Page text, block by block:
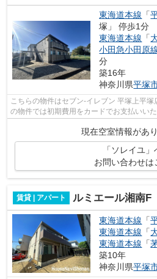
東海道本線 「
塚」 停歩1分
東海道本線 「
小田急小田原
分
築16年
神奈川県平塚
こちらの物件はセブン-イレブン 平塚上平
の物件では初期費用をカードでお支払いい
現在空室情報があり
「ソレイユ」
お問い合わせは
賃貸 | アパート ルミエール湘南F
東海道本線 「
東海道本線 「
東海道本線 「
築10年
神奈川県平塚